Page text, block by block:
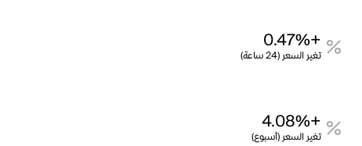
+0.47%
تغير السعر (24 ساعة)
+4.08%
تغير السعر (أسبوع)